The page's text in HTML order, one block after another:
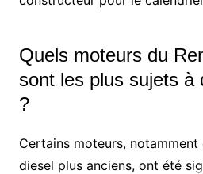
Quels moteurs du
sont les plus sujets à
?
Certains moteurs, notamment
diesel plus anciens, ont été